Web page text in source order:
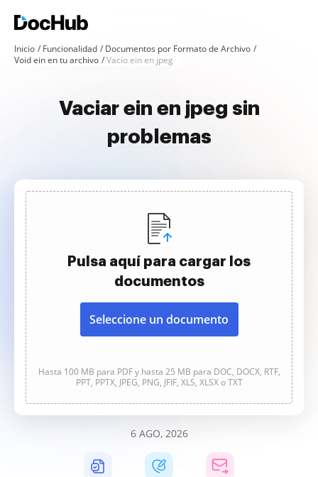
Inicio Funcionalidad
Documentos por Formato de Archivo
Void ein en tu archivo
Vacío ein en jpeg
Vaciar ein en jpeg sin
problemas
Pulsa aquí para cargar los
documentos
Seleccione un documento
Hasta 100 MB para PDF y hasta 25 MB para DOC, DOCX, RTF,
PPT, PPTX, JPEG, PNG, JFIF, XLS, XLSX o TXT
6 AGO, 2026